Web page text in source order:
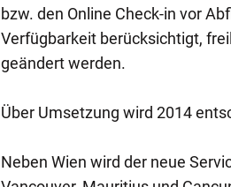
bzw. den Online Check-in vor
Verfügbarkeit berücksichtigt,
geändert werden.
Über Umsetzung wird 2014
Neben Wien wird der neue